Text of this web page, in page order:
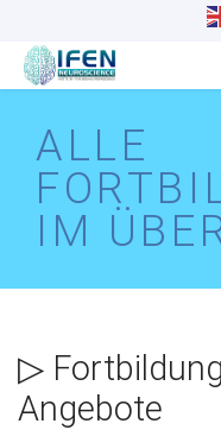
ALLE
IM
▷
Angebote